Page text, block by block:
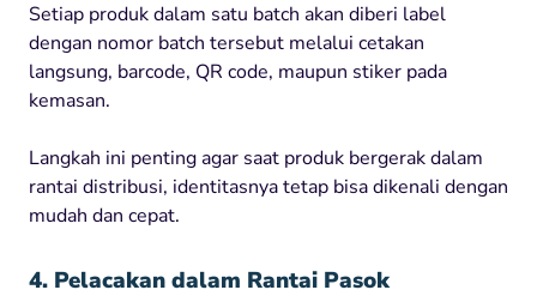
Setiap produk dalam satu batch akan diberi label
dengan nomor batch tersebut melalui cetakan
langsung, barcode, QR code, maupun stiker pada
kemasan.
Langkah ini penting agar saat produk bergerak dalam
rantai distribusi, identitasnya tetap bisa dikenali dengan
mudah dan cepat.
4. Pelacakan dalam Rantai Pasok